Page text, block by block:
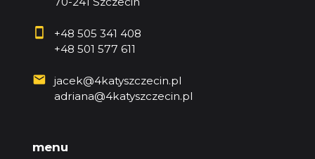
+48 505 341 408
+48 501 577 611
jacek@4katyszczecin.pl
adriana@4katyszczecin.pl
menu